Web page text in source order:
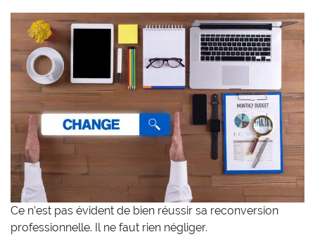
Ce n’est pas évident de bien réussir sa reconversion
professionnelle. Il ne faut rien négliger.